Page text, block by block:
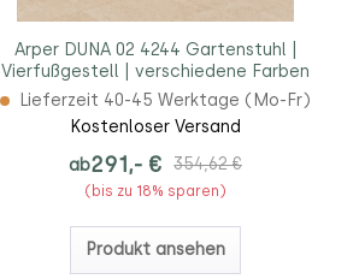
Arper DUNA 02 4244 Gartenstuhl |
Vierfußgestell | verschiedene Farben
Lieferzeit 40-45 Werktage (Mo-Fr)
Kostenloser Versand
ab291,- € 354,62 €
(bis zu 18% sparen)
Produkt ansehen